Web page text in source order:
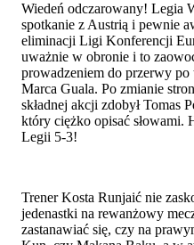
Wiedeń odczarowany! Legia
spotkanie z Austrią i pewnie
eliminacji Ligi Konferencji
uważnie w obronie i to
prowadzeniem do przerwy
Marca Guala. Po zmianie
składnej akcji zdobył Tomas
który ciężko opisać słowami.
Legii 5-3!
Trener Kosta Runjaić nie
jedenastki na rewanżowy
zastanawiać się, czy na